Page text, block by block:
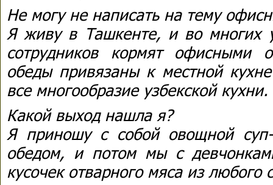
Не могу не написать на тему
Я живу в Ташкенте, и во многих
сотрудников кормят офисными
обеды привязаны к местной
все многообразие узбекской кухни.
Какой выход нашла я?
Я приношу с собой овощной
обедом, и потом мы с
кусочек отварного мяса из любого